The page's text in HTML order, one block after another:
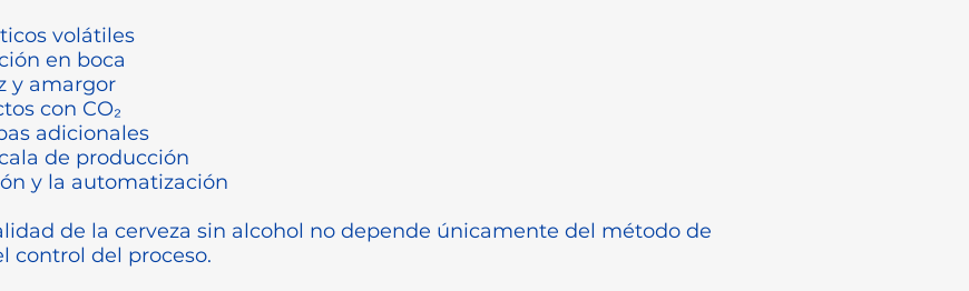
volátiles
en boca
y amargor
con CO₂
adicionales
de producción
y la automatización
de la cerveza sin alcohol no depende únicamente del método de
control del proceso.